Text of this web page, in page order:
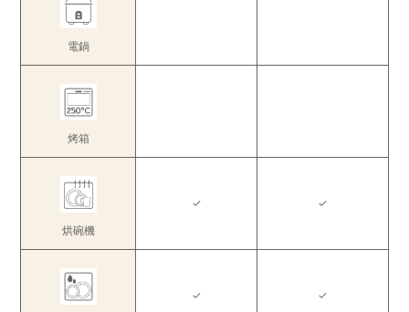
電鍋
烤箱
烘碗機
✓ ✓
✓ ✓